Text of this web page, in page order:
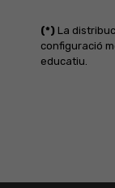
(*) La
configuració
educatiu.